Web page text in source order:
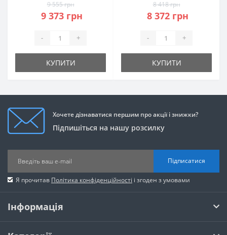
9 555 грн
9 373 грн
- +
КУПИТИ
8 418 грн
8 372 грн
- +
КУПИТИ
Хочете дізнаватися першим про акції і знижки?
Підпишіться на нашу розсилку
Підписатися
Я прочитав Політика конфіденційності і згоден з умовами
Інформація